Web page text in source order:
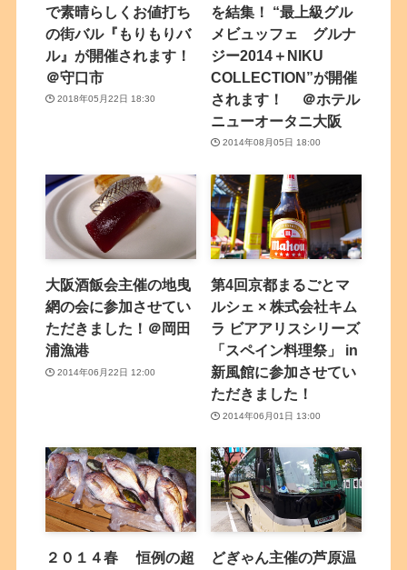
で素晴らしくお値打ち
の街バル『もりもりバ
ル』が開催されます！
＠守口市
2018年05月22日 18:30
を結集！ “最上級グル
メビュッフェ グルナ
ジー2014＋NIKU
COLLECTION”が開催
されます！ ＠ホテル
ニューオータニ大阪
2014年08月05日 18:00
大阪酒飯会主催の地曳
網の会に参加させてい
ただきました！＠岡田
浦漁港
2014年06月22日 12:00
第4回京都まるごとマ
ルシェ × 株式会社キム
ラ ビアアリスシリーズ
「スペイン料理祭」 in
新風館に参加させてい
ただきました！
2014年06月01日 13:00
２０１４春 恒例の超
どぎゃん主催の芦原温